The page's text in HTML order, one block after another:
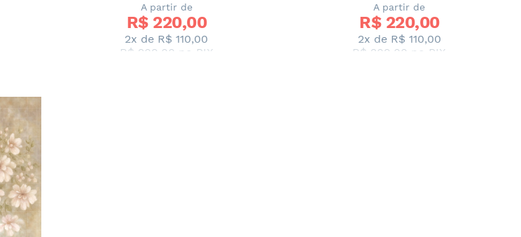
A partir de
R$ 220,00
2x de R$ 110,00
R$ 209,00 no PIX
A partir de
R$ 220,00
2x de R$ 110,00
R$ 209,00 no PIX